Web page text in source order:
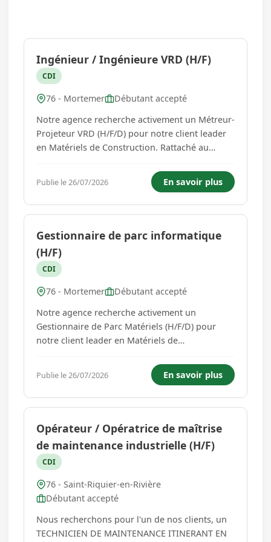
Ingénieur / Ingénieure VRD (H/F)
CDI
76 - Mortemer
Débutant accepté
Notre agence recherche activement un Métreur-
Projeteur VRD (H/F/D) pour notre client leader
en Matériels de Construction. Rattaché au
réalisation des études en terrassement, VRD,
voiles par passe et assainissement en lien avec
les conducteurs de trav...
Publie le 26/07/2026 En savoir plus
Gestionnaire de parc informatique
(H/F)
CDI
76 - Mortemer
Débutant accepté
Notre agence recherche activement un
Gestionnaire de Parc Matériels (H/F/D) pour
notre client leader en Matériels de
Gestion du parc engins et véhicules -
Planification des contrôles réglementaires -
Organisation des maintenances préventives et
curati...
Publie le 26/07/2026 En savoir plus
Opérateur / Opératrice de maîtrise
de maintenance industrielle (H/F)
CDI
76 - Saint-Riquier-en-Rivière
Débutant accepté
Nous recherchons pour l'un de nos clients, un
TECHNICIEN DE MAINTENANCE ITINERANT EN